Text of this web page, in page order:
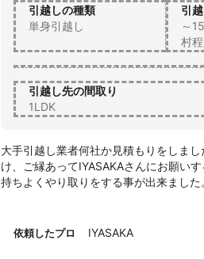
引越しの種類
単身引越し
引
～
村程
引越し先の間取り
1LDK
大手引越し業者何社か見積もりをしま
け、ご縁あってIYASAKAさんにお願い
持ちよくやり取りをする事が出来ました
食器棚と冷蔵庫の位置替えさせてしまい
依頼したプロ IYASAKA